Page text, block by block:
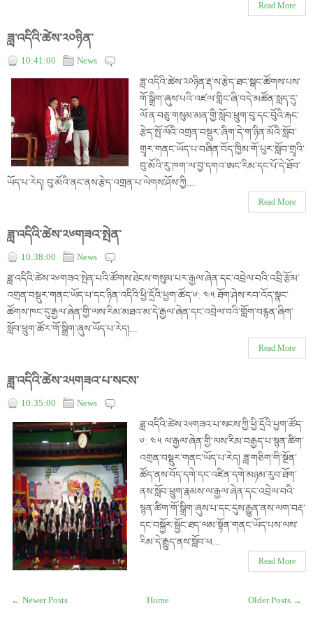
Read More
ཟླ་འདིའི་ཚེས་༢༠ཉིན་
10:41:00 News
ཟླ་འདིའི་ཚེས་༢༠ཉིན་རྡ་ས་རྩེད་ཐང་སྒང་ཚོགས་པས་
གོ་སྒྲིག་ཞུས་པའི་འཛལ་གླིང་ཞི་བདེ་མཚོན་སླད་དུ་
ལོ་ན་བཅུ་གསུམ་མན་གྱི་སློབ་ཕྲུག་བུ་དང་བོུའི་རྐང་
རྩེད་སྤོ་ལོའི་འགྲན་བསྡུར་ཞིག་དེ་ག་ཉིན་མོའི་སློབ་
གྲྭར་གནང་ཡོད་པ་བཞིན་བོད་ཁྱིམ་གོ་པུར་སློབ་གྲྭའི་
བུ་མོའི་རུ་ཁག་ལ་བྱ་དགའ་ཨང་རིམ་དང་པོ་དེ་ཐོབ་
ཡོད་པ་རེད། བུ་མོའི་ནང་ནས་རྩེད་འགྲན་པ་ལེགས་ཤོས་ཀྱི...
Read More
ཟླ་འདིའི་ཚེས་༢༦གཟའ་སྤེན་
10:38:00 News
ཟླ་འདིའི་ཚེས་༢༦གཟའ་སྤེན་པའི་ཚོགས་ཐེངས་གསུམ་པར་རྒྱལ་ཞེན་དང་འབྲེལ་བའི་འབྲི་རྩོམ་
འགྲན་བསྡུར་གནང་ཡོད་པ་དང་ཉིན་འདིའི་ཕྱི་དྲོའི་ཕྱག་ཚོད་༦: ༤༥ ཐོག་ཤེས་རབ་འོད་སྣང་
ཚོགས་ཁང་དུ་རྒྱལ་ཞེན་གྱི་ལས་རིམ་མཐའ་མ་དེ་རྒྱལ་ཞེན་དང་འབྲེལ་བའི་གློག་བརྙན་ཞིག་
སློབ་ཕྲུག་ཚོར་གོ་སྒྲིག་ཞུས་ཡོད་པ་རེད།...
Read More
ཟླ་འདིའི་ཚེས་༢༥གཟའ་པ་སངས་
10:35:00 News
ཟླ་འདིའི་ཚེས་༢༥གཟའ་པ་སངས་ཀྱི་ཕྱི་དྲོའི་པྱག་ཚོད་
༦: ༤༥ ལ་རྒྱལ་ཞེན་གྱི་ལས་རིམ་བརྒྱད་པ་སྙན་ཚིག་
འགྲན་བསྡུར་གནང་ཡོད་པ་རེད། ཟླ་གཅིག་གི་སྔོན་
ཚོད་ནས་བོད་དགེ་དང་འཛིན་དགེ་མཉམ་རུབ་ཐོག་
ནས་སློབ་ཕྲུག་རྣམས་ལ་རྒྱལ་ཞེན་དང་འབྲེལ་བའི་
སྙན་ཚིག་གོ་སྒྲིག་ཞུས་པ་དང་དུས་རྒྱུན་ནས་ལག་བརྡ་
དང་བསྐྱོར་སྦྱོང་ཐད་ལམ་སྟོན་གནང་ཡོད་པས་ལས་
རིམ་དེ་རྒྱུད་ནས་སློབ་ཕ...
Read More
← Newer Posts Older Posts →
Home